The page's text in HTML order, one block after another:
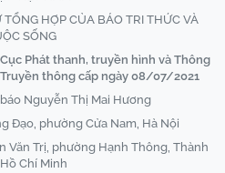
HỢP CỦA BÁO TRI THỨC VÀ
SỐNG
Phát thanh, truyền hình và Thông
thông cấp ngày 08/07/2021
Nguyễn Thị Mai Hương
Đạo, phường Cửa Nam, Hà Nội
Văn Trị, phường Hạnh Thông, Thành
Chí Minh